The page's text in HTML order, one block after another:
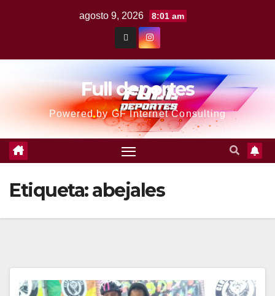
agosto 9, 2026 8:01 am
Full deportes
Powered by GF Internet Consulting
Etiqueta:abejales